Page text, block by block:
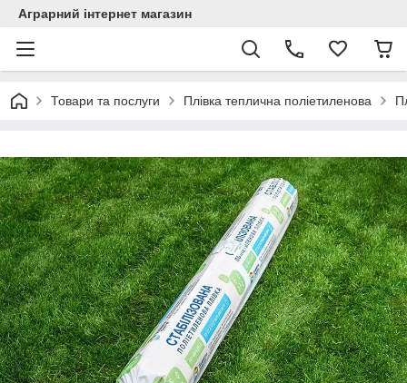
Аграрний інтернет магазин
Товари та послуги Плівка теплична поліетиленова